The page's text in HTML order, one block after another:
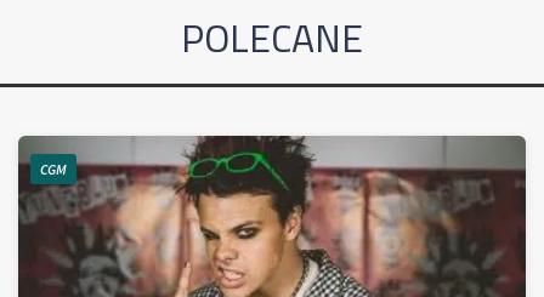
POLECANE
CGM